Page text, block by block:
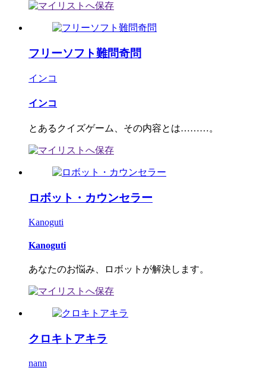
フリーソフト難問奇問
インコ
インコ
とあるクイズゲーム、その内容とは………。
ロボット・カウンセラー
Kanoguti
Kanoguti
あなたのお悩み、ロボットが解決します。
クロキトアキラ
nann